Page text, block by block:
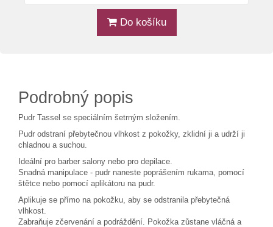
Do košíku
Podrobný popis
Pudr Tassel se speciálním šetrným složením.
Pudr odstraní přebytečnou vlhkost z pokožky, zklidní ji a udrží ji
chladnou a suchou.
Ideální pro barber salony nebo pro depilace.
Snadná manipulace - pudr naneste poprášením rukama, pomocí
štětce nebo pomocí aplikátoru na pudr.
Aplikuje se přímo na pokožku, aby se odstranila přebytečná
vlhkost.
Zabraňuje zčervenání a podráždění. Pokožka zůstane vláčná a